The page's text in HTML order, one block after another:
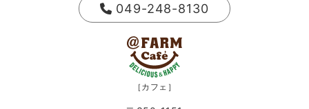
049-248-8130
［カフェ］